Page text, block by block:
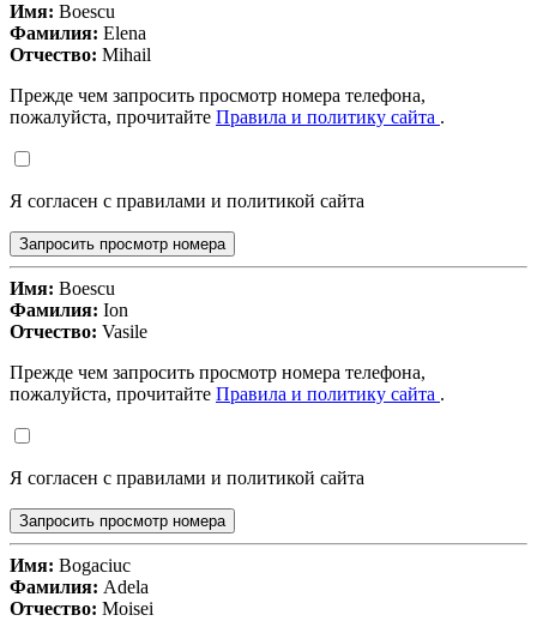
Имя: Boescu
Фамилия: Elena
Отчество: Mihail
Прежде чем запросить просмотр номера телефона,
пожалуйста, прочитайте Правила и политику сайта .
Я согласен с правилами и политикой сайта
Запросить просмотр номера
Имя: Boescu
Фамилия: Ion
Отчество: Vasile
Прежде чем запросить просмотр номера телефона,
пожалуйста, прочитайте Правила и политику сайта .
Я согласен с правилами и политикой сайта
Запросить просмотр номера
Имя: Bogaciuc
Фамилия: Adela
Отчество: Moisei